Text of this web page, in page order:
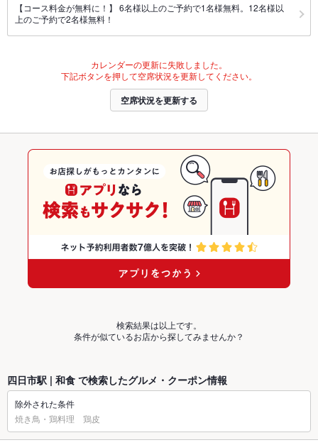
【コース料金が無料に！】 6名様以上のご予約で1名様無料。12名様以
上のご予約で2名様無料！
カレンダーの更新に失敗しました。
下記ボタンを押して空席状況を更新してください。
空席状況を更新する
検索結果は以上です。
条件が似ているお店から探してみませんか？
四日市駅 | 和食 で検索したグルメ・クーポン情報
除外された条件
焼き鳥・鶏料理 鶏皮